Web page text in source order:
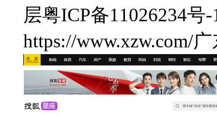
层粤ICP备11026234号-
https://www.xzw.com/